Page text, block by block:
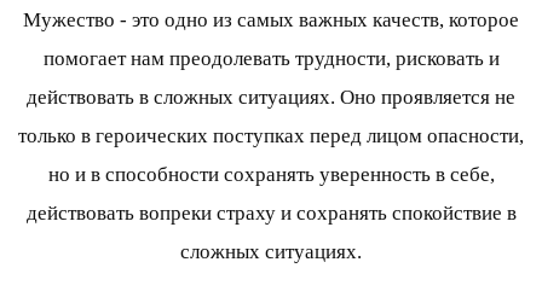
Мужество - это одно из самых важных качеств, которое
помогает нам преодолевать трудности, рисковать и
действовать в сложных ситуациях. Оно проявляется не
только в героических поступках перед лицом опасности,
но и в способности сохранять уверенность в себе,
действовать вопреки страху и сохранять спокойствие в
сложных ситуациях.